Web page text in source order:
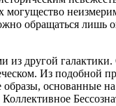
обращаться лишь
из другой
Из подобной
основанные